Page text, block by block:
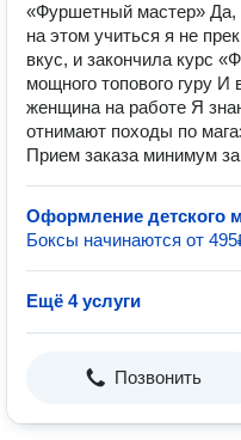
«Фуршетный мастер» Да,
на этом учиться я не
вкус, и закончила курс
мощного топового гуру И
женщина на работе Я
отнимают походы по
Прием заказа минимум
Оформление детского
Боксы начинаются от
Ещё 4 услуги
Позвонить